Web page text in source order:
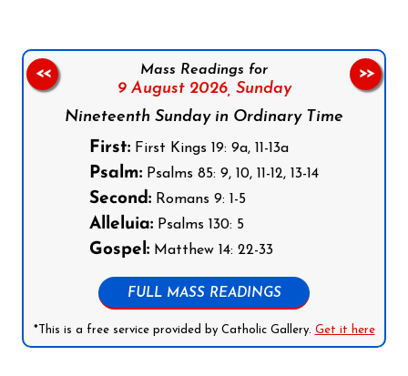
Mass Readings for
9 August 2026, Sunday
Nineteenth Sunday in Ordinary Time
First: First Kings 19: 9a, 11-13a
Psalm: Psalms 85: 9, 10, 11-12, 13-14
Second: Romans 9: 1-5
Alleluia: Psalms 130: 5
Gospel: Matthew 14: 22-33
FULL MASS READINGS
*This is a free service provided by Catholic Gallery. Get it here
<< >>